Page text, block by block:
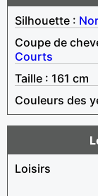
Silhouette :
Coupe de
Courts
Taille : 161 cm
Couleurs des
Loisirs